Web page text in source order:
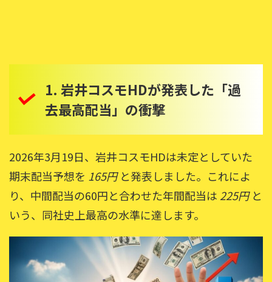
1. 岩井コスモHDが発表した「過
去最高配当」の衝撃
2026年3月19日、岩井コスモHDは未定としていた
期末配当予想を 165円と発表しました。これによ
り、中間配当の60円と合わせた年間配当は 225円と
いう、同社史上最高の水準に達します。